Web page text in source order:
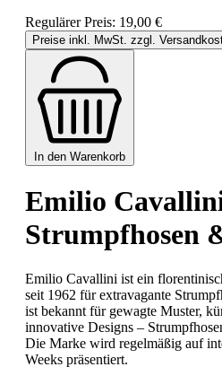
Regulärer Preis: 19,00 €
Preise inkl. MwSt. zzgl.
In den Warenkorb
Emilio
Strumpfhosen
Emilio Cavallini ist ein
seit 1962 für extravagante
ist bekannt für gewagte Muster,
innovative Designs –
Die Marke wird regelmäßig auf
Weeks präsentiert.